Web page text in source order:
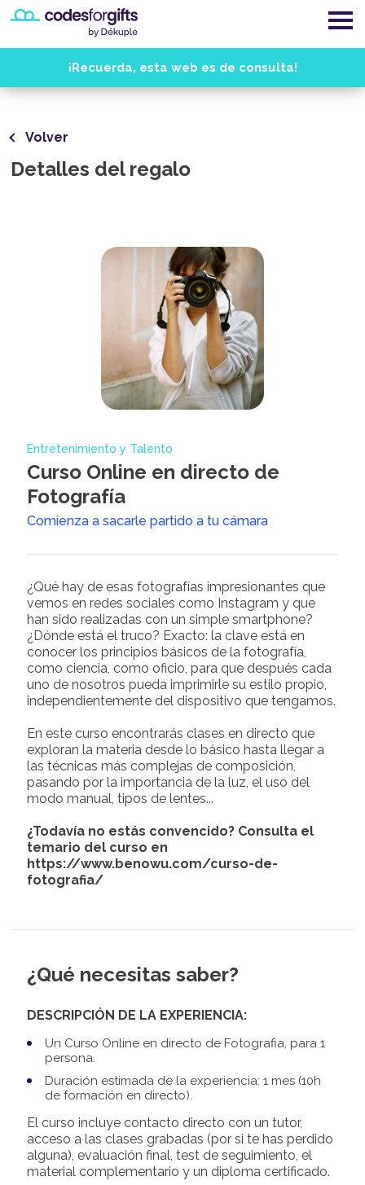
¡Recuerda, esta web es de consulta!
Volver
Detalles del regalo
Entretenimiento y Talento
Curso Online en directo de
Fotografía
Comienza a sacarle partido a tu cámara
¿Qué hay de esas fotografías impresionantes que
vemos en redes sociales como Instagram y que
han sido realizadas con un simple smartphone?
¿Dónde está el truco? Exacto: la clave está en
conocer los principios básicos de la fotografía,
como ciencia, como oficio, para que después cada
uno de nosotros pueda imprimirle su estilo propio,
independientemente del dispositivo que tengamos.
En este curso encontrarás clases en directo que
exploran la materia desde lo básico hasta llegar a
las técnicas más complejas de composición,
pasando por la importancia de la luz, el uso del
modo manual, tipos de lentes...
¿Todavía no estás convencido? Consulta el
temario del curso en
https://www.benowu.com/curso-de-
fotografia/
¿Qué necesitas saber?
DESCRIPCIÓN DE LA EXPERIENCIA:
Un Curso Online en directo de Fotografia, para 1
persona.
Duración estimada de la experiencia: 1 mes (10h
de formación en directo).
El curso incluye contacto directo con un tutor,
acceso a las clases grabadas (por si te has perdido
alguna), evaluación final, test de seguimiento, el
material complementario y un diploma certificado.